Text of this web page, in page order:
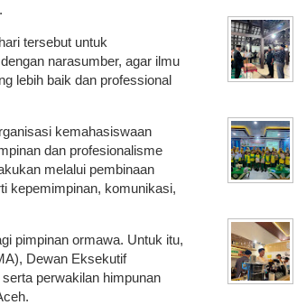
tersebut untuk
narasumber, agar ilmu
lebih baik dan professional
kemahasiswaan
dan profesionalisme
melalui pembinaan
kepemimpinan, komunikasi,
pimpinan ormawa. Untuk itu,
Dewan Eksekutif
perwakilan himpunan